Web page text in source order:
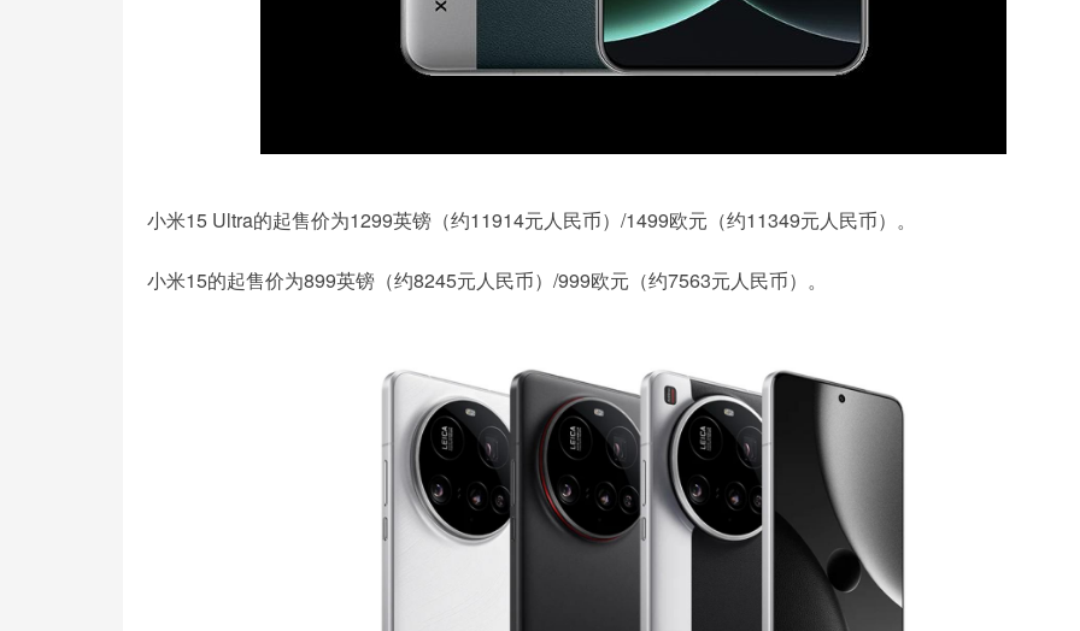
小米15 Ultra的起售价为1299英镑（约11914元人民币）/1499欧元（约11349元人民币）。
小米15的起售价为899英镑（约8245元人民币）/999欧元（约7563元人民币）。